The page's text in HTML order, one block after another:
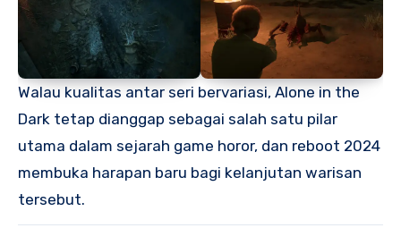
Walau kualitas antar seri bervariasi, Alone in the
Dark tetap dianggap sebagai salah satu pilar
utama dalam sejarah game horor, dan reboot 2024
membuka harapan baru bagi kelanjutan warisan
tersebut.